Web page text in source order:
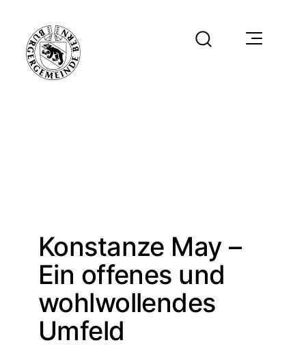
Konstanze May –
Ein offenes und
wohlwollendes
Umfeld